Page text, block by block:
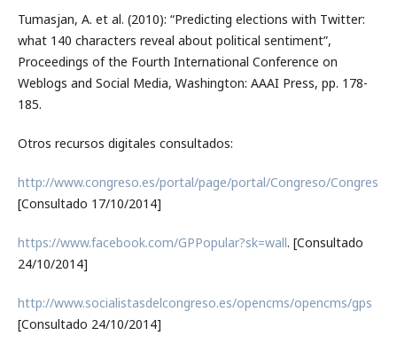
Tumasjan, A. et al. (2010): “Predicting elections with Twitter:
what 140 characters reveal about political sentiment”,
Proceedings of the Fourth International Conference on
Weblogs and Social Media, Washington: AAAI Press, pp. 178-
185.
Otros recursos digitales consultados:
http://www.congreso.es/portal/page/portal/Congreso/
[Consultado 17/10/2014]
https://www.facebook.com/GPPopular?sk=wall. [Consultado
24/10/2014]
http://www.socialistasdelcongreso.es/opencms/opencms/gps
[Consultado 24/10/2014]